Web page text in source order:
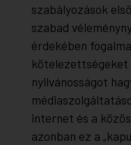
szabályozások
szabad
érdekében
kötelezettségeket
nyilvánosságot
internet és a
azonban ez a